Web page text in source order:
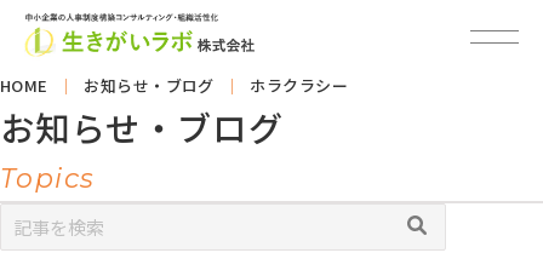
HOME お知らせ・ブログ ホラクラシー
お知らせ・ブログ
Topics